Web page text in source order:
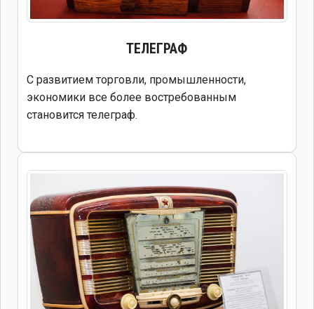
ТЕЛЕГРАФ
С развитием торговли, промышленности,
экономики все более востребованным
становится телеграф.